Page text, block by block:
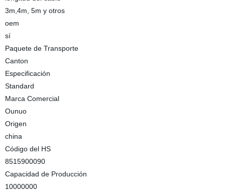
3m,4m, 5m y otros
oem
sí
Paquete de Transporte
Canton
Especificación
Standard
Marca Comercial
Ounuo
Origen
china
Código del HS
8515900090
Capacidad de Producción
10000000